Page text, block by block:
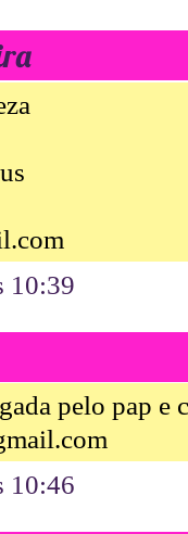
10:39
pelo pap e
10:46